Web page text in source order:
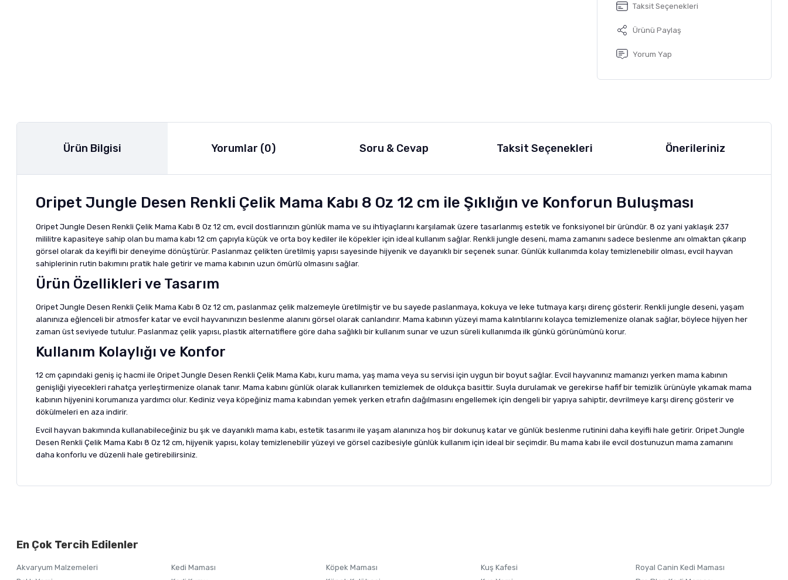
Taksit Seçenekleri
Ürünü Paylaş
Yorum Yap
Ürün Bilgisi Yorumlar (0) Soru & Cevap Taksit Seçenekleri Önerileriniz
Oripet Jungle Desen Renkli Çelik Mama Kabı 8 Oz 12 cm ile Şıklığın ve Konforun Buluşması
Oripet Jungle Desen Renkli Çelik Mama Kabı 8 Oz 12 cm, evcil dostlarınızın günlük mama ve su ihtiyaçlarını karşılamak üzere tasarlanmış estetik ve fonksiyonel bir üründür. 8 oz yani yaklaşık 237
mililitre kapasiteye sahip olan bu mama kabı 12 cm çapıyla küçük ve orta boy kediler ile köpekler için ideal kullanım sağlar. Renkli jungle deseni, mama zamanını sadece beslenme anı olmaktan çıkarıp
görsel olarak da keyifli bir deneyime dönüştürür. Paslanmaz çelikten üretilmiş yapısı sayesinde hijyenik ve dayanıklı bir seçenek sunar. Günlük kullanımda kolay temizlenebilir olması, evcil hayvan
sahiplerinin rutin bakımını pratik hale getirir ve mama kabının uzun ömürlü olmasını sağlar.
Ürün Özellikleri ve Tasarım
Oripet Jungle Desen Renkli Çelik Mama Kabı 8 Oz 12 cm, paslanmaz çelik malzemeyle üretilmiştir ve bu sayede paslanmaya, kokuya ve leke tutmaya karşı direnç gösterir. Renkli jungle deseni, yaşam
alanınıza eğlenceli bir atmosfer katar ve evcil hayvanınızın beslenme alanını görsel olarak canlandırır. Mama kabının yüzeyi mama kalıntılarını kolayca temizlemenize olanak sağlar, böylece hijyen her
zaman üst seviyede tutulur. Paslanmaz çelik yapısı, plastik alternatiflere göre daha sağlıklı bir kullanım sunar ve uzun süreli kullanımda ilk günkü görünümünü korur.
Kullanım Kolaylığı ve Konfor
12 cm çapındaki geniş iç hacmi ile Oripet Jungle Desen Renkli Çelik Mama Kabı, kuru mama, yaş mama veya su servisi için uygun bir boyut sağlar. Evcil hayvanınız mamanızı yerken mama kabının
genişliği yiyecekleri rahatça yerleştirmenize olanak tanır. Mama kabını günlük olarak kullanırken temizlemek de oldukça basittir. Suyla durulamak ve gerekirse hafif bir temizlik ürünüyle yıkamak mama
kabının hijyenini korumanıza yardımcı olur. Kediniz veya köpeğiniz mama kabından yemek yerken etrafın dağılmasını engellemek için dengeli bir yapıya sahiptir, devrilmeye karşı direnç gösterir ve
dökülmeleri en aza indirir.
Evcil hayvan bakımında kullanabileceğiniz bu şık ve dayanıklı mama kabı, estetik tasarımı ile yaşam alanınıza hoş bir dokunuş katar ve günlük beslenme rutinini daha keyifli hale getirir. Oripet Jungle
Desen Renkli Çelik Mama Kabı 8 Oz 12 cm, hijyenik yapısı, kolay temizlenebilir yüzeyi ve görsel cazibesiyle günlük kullanım için ideal bir seçimdir. Bu mama kabı ile evcil dostunuzun mama zamanını
daha konforlu ve düzenli hale getirebilirsiniz.
Ürünü Satın Al ve Yorumla
Ürün açıklamasında eksik bilgiler bulunuyor.
En Çok Tercih Edilenler
Akvaryum Malzemeleri
Kedi Maması
Köpek Maması
Kuş Kafesi
Royal Canin Kedi Maması